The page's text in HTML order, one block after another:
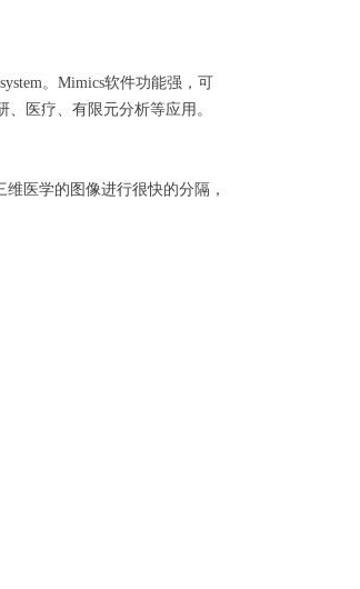
。Mimics软件功能强，可
医疗、有限元分析等应用。
医学的图像进行很快的分隔，